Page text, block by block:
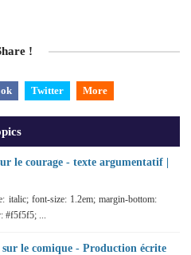
!
Twitter More
le courage - texte argumentatif |
italic; font-size: 1.2em; margin-bottom:
#f5f5f5; ...
le comique - Production écrite